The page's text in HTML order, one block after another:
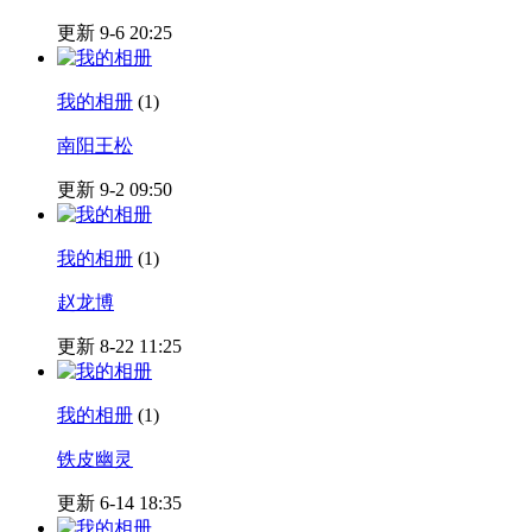
更新 9-6 20:25
我的相册 (1)
南阳王松
更新 9-2 09:50
我的相册 (1)
赵龙博
更新 8-22 11:25
我的相册 (1)
铁皮幽灵
更新 6-14 18:35